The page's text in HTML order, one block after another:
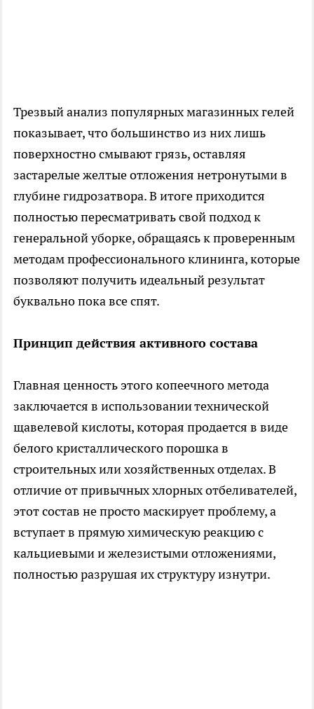
Трезвый анализ популярных магазинных гелей
показывает, что большинство из них лишь
поверхностно смывают грязь, оставляя
застарелые желтые отложения нетронутыми в
глубине гидрозатвора. В итоге приходится
полностью пересматривать свой подход к
генеральной уборке, обращаясь к проверенным
методам профессионального клининга, которые
позволяют получить идеальный результат
буквально пока все спят.
Принцип действия активного состава
Главная ценность этого копеечного метода
заключается в использовании технической
щавелевой кислоты, которая продается в виде
белого кристаллического порошка в
строительных или хозяйственных отделах. В
отличие от привычных хлорных отбеливателей,
этот состав не просто маскирует проблему, а
вступает в прямую химическую реакцию с
кальциевыми и железистыми отложениями,
полностью разрушая их структуру изнутри.